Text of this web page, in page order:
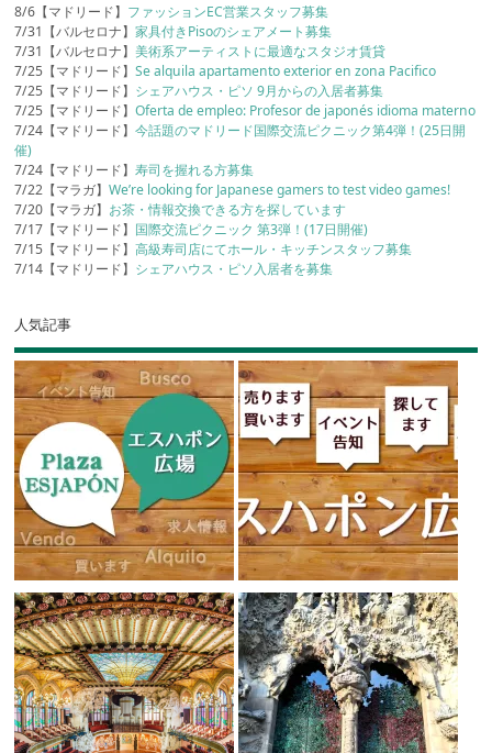
8/6【マドリード】 ファッションEC営業スタッフ募集
7/31【バルセロナ】家具付きPisoのシェアメート募集
7/31【バルセロナ】美術系アーティストに最適なスタジオ賃貸
7/25【マドリード】Se alquila apartamento exterior en zona Pacifico
7/25【マドリード】 シェアハウス・ピソ 9月からの入居者募集
7/25【マドリード】Oferta de empleo: Profesor de japonés idioma materno
7/24【マドリード】今話題のマドリード国際交流ピクニック第4弾！(25日開
催)
7/24【マドリード】寿司を握れる方募集
7/22【マラガ】We’re looking for Japanese gamers to test video games!
7/20【マラガ】 お茶・情報交換できる方を探しています
7/17【マドリード】 国際交流ピクニック 第3弾！(17日開催)
7/15【マドリード】高級寿司店にてホール・キッチンスタッフ募集
7/14【マドリード】 シェアハウス・ピソ入居者を募集
人気記事